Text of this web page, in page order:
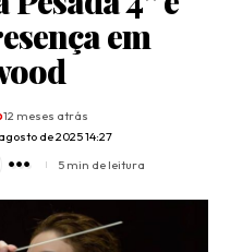
em
de 2025 14:27
12 meses atrás
5 min de leitura